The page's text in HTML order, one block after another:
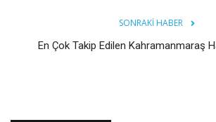
SONRAKI HABER
En Çok Takip Edilen Kahramanmaraş